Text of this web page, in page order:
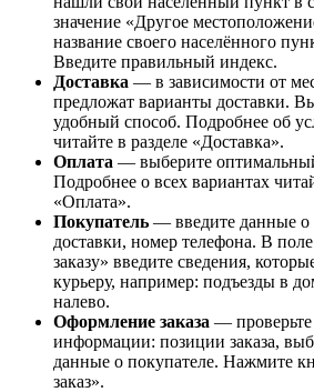
значение «Другое
название своего населённого
Введите правильный индекс.
Доставка — в зависимости от
предложат варианты доставки.
удобный способ. Подробнее об
читайте в разделе «Доставка».
Оплата — выберите
Подробнее о всех вариантах
«Оплата».
Покупатель — введите данные
доставки, номер телефона. В
заказу» введите сведения,
курьеру, например: подъезды в
налево.
Оформление заказа — проверьте
информации: позиции заказа,
данные о покупателе. Нажмите
заказ».